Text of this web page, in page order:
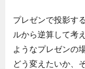
プレゼンで投影す
ルから逆算して考
ようなプレゼンの
どう変えたいか、